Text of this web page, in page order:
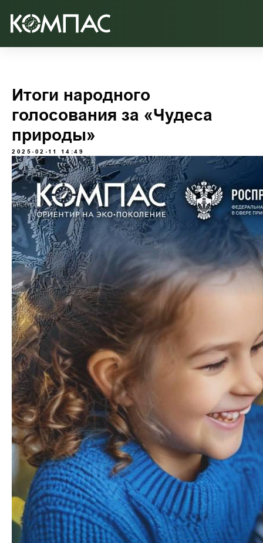
Итоги народного
голосования за «Чудеса
природы»
2025-02-11 14:49